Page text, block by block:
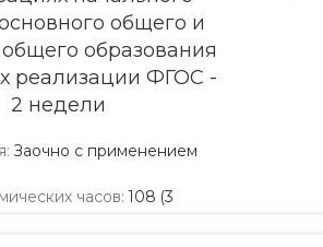
общего и
образования
реализации ФГОС -
2 недели
: Заочно с применением
часов: 108 (3